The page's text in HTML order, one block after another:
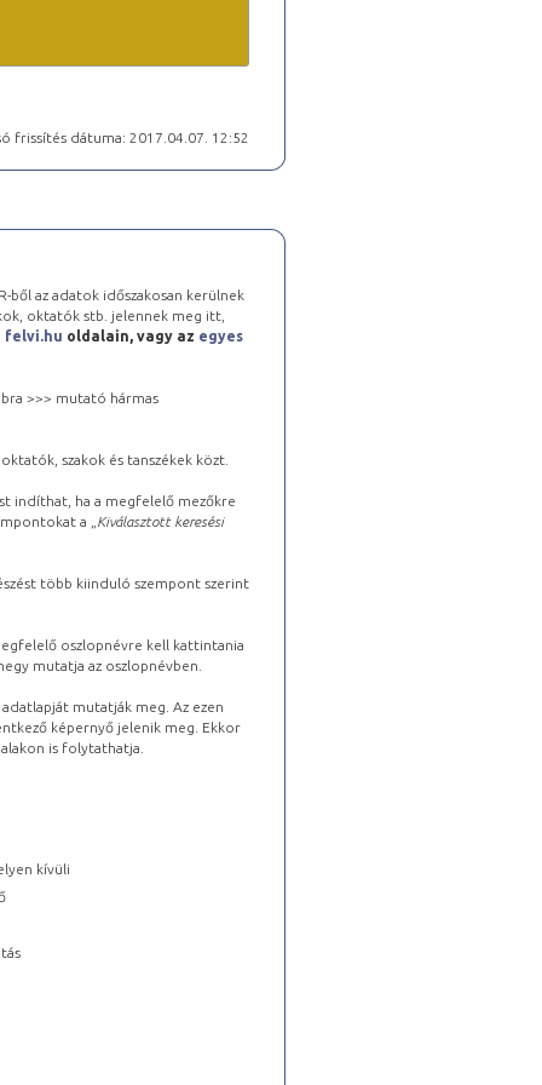
frissítés dátuma: 2017.04.07. 12:52
ből az adatok időszakosan kerülnek
oktatók stb. jelennek meg itt,
felvi.hu oldalain, vagy az egyes
>>> mutató hármas
szakok és tanszékek közt.
indíthat, ha a megfelelő mezőkre
a „ Kiválasztott keresési
több kiinduló szempont szerint
oszlopnévre kell kattintania
mutatja az oszlopnévben.
mutatják meg. Az ezen
képernyő jelenik meg. Ekkor
is folytathatja.
kívüli